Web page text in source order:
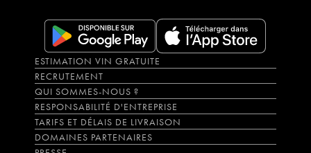
ESTIMATION VIN GRATUITE
RECRUTEMENT
QUI SOMMES-NOUS ?
RESPONSABILITÉ D'ENTREPRISE
TARIFS ET DÉLAIS DE LIVRAISON
DOMAINES PARTENAIRES